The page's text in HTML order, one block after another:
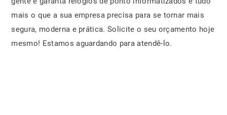
mais o que a sua empresa precisa para se tornar mais
segura, moderna e prática. Solicite o seu orçamento hoje
mesmo! Estamos aguardando para atendê-lo.